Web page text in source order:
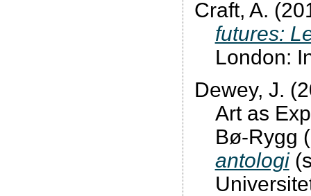
Craft, A.
futures:
London:
Dewey, J.
Art as
Bø-Rygg
antologi